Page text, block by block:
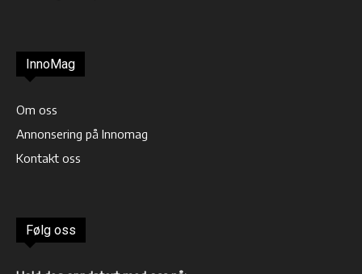
InnoMag
Om oss
Annonsering på Innomag
Kontakt oss
Følg oss